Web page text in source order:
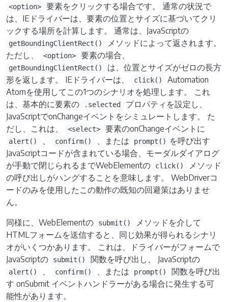
<option>
要素をクリックする場合です。 通常の状況で
は、IEドライバーは、要素の位置とサイズに基づいてクリ
ックする場所を計算します。 通常は、JavaScriptの
getBoundingClientRect()
メソッドによって返されます。
ただし、
<option> 要素の場合、
getBoundingClientRect()
は、位置とサイズがゼロの長方
形を返します。 IEドライバーは、
click()
Automation
Atomを使用してこの1つのシナリオを処理します。 これ
は、基本的に要素の
.selected
プロパティを設定し、
JavaScriptでonChangeイベントをシミュレートします。 た
だし、これは、
<select> 要素のonChangeイベントに
alert() 、 confirm() 、または prompt()
を呼び出す
JavaScriptコードが含まれている場合、モーダルダイアログ
が手動で閉じられるまでWebElementの
click()
メソッド
の呼び出しがハングすることを意味します。 WebDriverコ
ードのみを使用したこの動作の既知の回避策はありませ
ん。
同様に、WebElementの
submit()
メソッドを介して
HTMLフォームを送信すると、同じ効果が得られるシナリ
オがいくつかあります。 これは、ドライバーがフォームで
JavaScriptの
submit() 関数を呼び出し、 JavaScriptの
alert() 、 confirm() 、または prompt()
関数を呼び出
す onSubmit イベントハンドラーがある場合に発生する可
能性があります。